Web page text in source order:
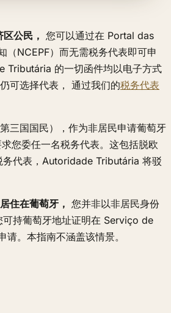
公民， 您可以通过在 Portal das
（NCEPF）而无需税务代表即可申
的一切函件均以电子方式
可选择代表， 通过我们的税务代表
第三国国民），作为非居民申请葡萄牙
您委任一名税务代表。这包括脱欧
务代表，Autoridade Tributária 将驳
住在葡萄牙， 您并非以非居民身份
持葡萄牙地址证明在 Serviço de
。本指南不涵盖该情景。